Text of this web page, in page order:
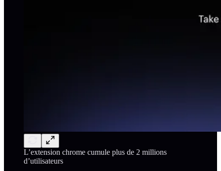
L’extension chrome cumule plus de 2 millions
d’utilisateurs